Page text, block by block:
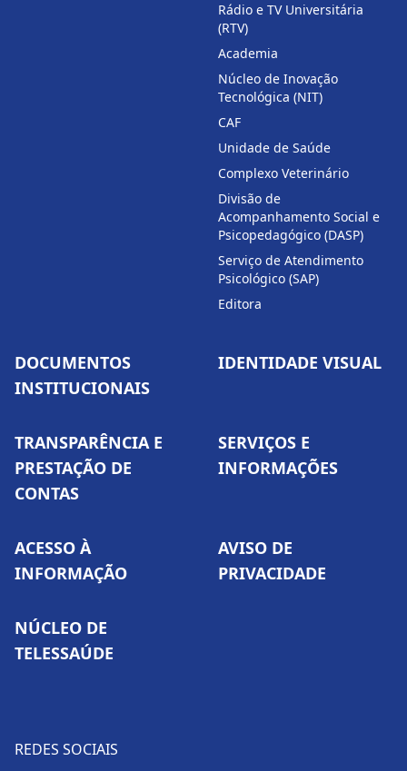
Rádio e TV Universitária
(RTV)
Academia
Núcleo de Inovação
Tecnológica (NIT)
CAF
Unidade de Saúde
Complexo Veterinário
Divisão de
Acompanhamento Social e
Psicopedagógico (DASP)
Serviço de Atendimento
Psicológico (SAP)
Editora
DOCUMENTOS
INSTITUCIONAIS
IDENTIDADE VISUAL
TRANSPARÊNCIA E
PRESTAÇÃO DE
CONTAS
SERVIÇOS E
INFORMAÇÕES
ACESSO À
INFORMAÇÃO
AVISO DE
PRIVACIDADE
NÚCLEO DE
TELESSAÚDE
REDES SOCIAIS